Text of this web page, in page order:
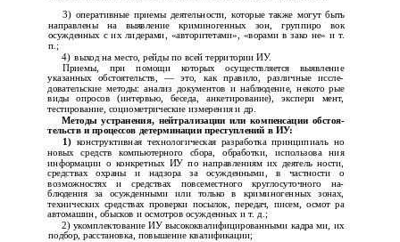
3) оперативные приемы деятельности, которые также могут быть
направлены на выявление криминогенных зон, группиро­ вок
осужденных с их лидерами, «авторитетами», «ворами в зако­ не» и т.
п.;
4) выход на место, рейды по всей территории ИУ.
Приемы, при помощи которых осуществляется выявление
указанных обстоятельств, — это, как правило, различные иссле­
довательские методы: анализ документов и наблюдение, некото­ рые
виды опросов (интервью, беседа, анкетирование), экспери­ мент,
тестирование, социометрические измерения и др.
Методы устранения, нейтрализации или компенсации обстоя­
тельств и процессов детерминации преступлений в ИУ:
1) конструктивная технологическая разработка принципиаль­ но
новых средств компьютерного сбора, обработки, использова­ ния
информации о конкретных ИУ по направлениям их деятель­ ности,
средствах охраны и надзора за осужденными, в частности о
возможностях и средствах повсеместного круглосуточного на­
блюдения за осужденными или только в криминогенных зонах,
технических средствах проверки посылок, передач, писем, осмот­ ра
автомашин, обысков и осмотров осужденных и т. д.;
2) укомплектование ИУ высококвалифицированными кадра­ ми, их
подбор, расстановка, повышение квалификации;